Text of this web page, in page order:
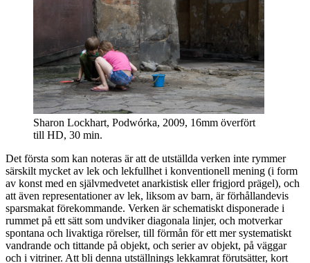
Sharon Lockhart, Podwórka, 2009, 16mm överfört
till HD, 30 min.
Det första som kan noteras är att de utställda verken inte rymmer
särskilt mycket av lek och lekfullhet i konventionell mening (i form
av konst med en självmedvetet anarkistisk eller frigjord prägel), och
att även representationer av lek, liksom av barn, är förhållandevis
sparsmakat förekommande. Verken är schematiskt disponerade i
rummet på ett sätt som undviker diagonala linjer, och motverkar
spontana och livaktiga rörelser, till förmån för ett mer systematiskt
vandrande och tittande på objekt, och serier av objekt, på väggar
och i vitriner. Att bli denna utställnings lekkamrat förutsätter, kort